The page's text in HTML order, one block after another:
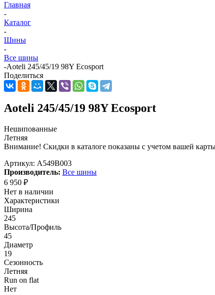
Главная
-
Каталог
-
Шины
-
Все шины
-Aoteli 245/45/19 98Y Ecosport
Поделиться
Aoteli 245/45/19 98Y Ecosport
Нешипованные
Летняя
Внимание! Скидки в каталоге показаны с учетом вашей
Артикул: A549B003
Производитель: Все шины
6 950 ₽
Нет в наличии
Характеристики
Ширина
245
Высота/Профиль
45
Диаметр
19
Сезонность
Летняя
Run on flat
Нет